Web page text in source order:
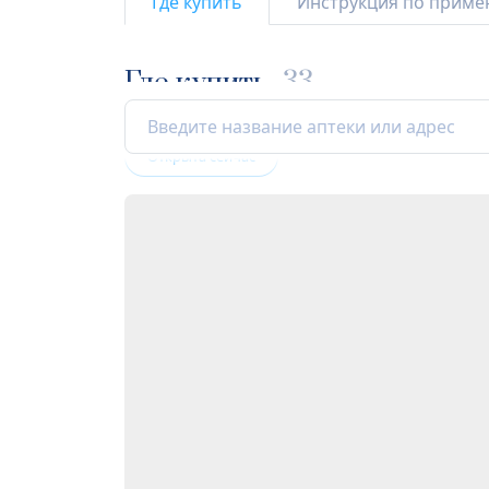
Где купить 33
Открыта сейчас